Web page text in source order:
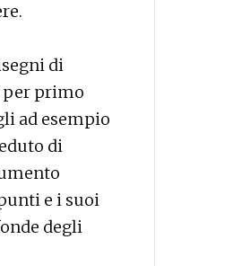
di
per primo
ad esempio
di
e i suoi
degli